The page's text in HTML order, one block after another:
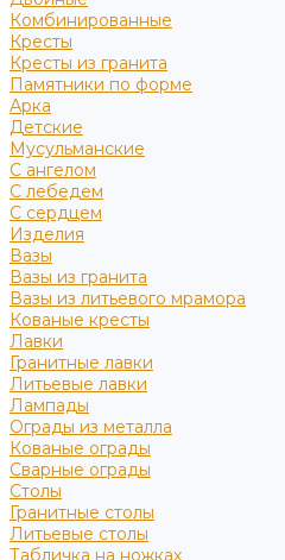
Комбинированные
Кресты
Кресты из гранита
Памятники по форме
Арка
Детские
Мусульманские
С ангелом
С лебедем
С сердцем
Изделия
Вазы
Вазы из гранита
Вазы из литьевого мрамора
Кованые кресты
Лавки
Гранитные лавки
Литьевые лавки
Лампады
Ограды из металла
Кованые ограды
Сварные ограды
Столы
Гранитные столы
Литьевые столы
Табличка на ножках